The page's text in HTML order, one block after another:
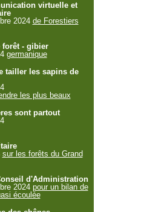
virtuelle et
2024 de Forestiers
forêt - gibier
germanique
tailler les sapins de
les plus beaux
sont partout
sur les forêts du Grand
d'Administration
2024 pour un bilan de
écoulée